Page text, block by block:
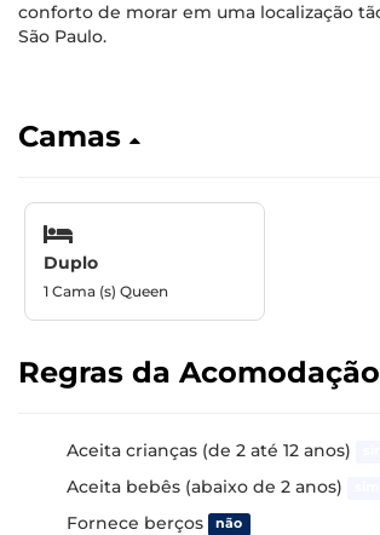
conforto de morar em uma localização
São Paulo.
Camas
Duplo
1 Cama (s) Queen
Regras da Acomodação
Aceita crianças (de 2 até 12 anos)
Aceita bebês (abaixo de 2 anos)
Fornece berços não